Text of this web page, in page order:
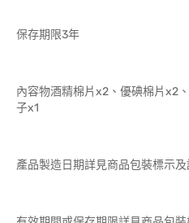
保存期限3年
內容物酒精棉片x2、優碘棉片x2
子x1
產品製造日期詳見商品包裝標示及